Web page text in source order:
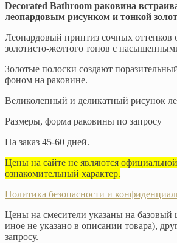
Decorated Bathroom раковина
леопардовым рисунком и тонкой
Леопардовый принтиз сочных оттенков
золотисто-желтого тонов с
Золотые полоски создают
фоном на раковине.
Великолепный и деликатный рисунок
Размеры, форма раковины по запросу
На заказ 45-60 дней.
Цены на сайте не являются
ознакомительный характер.
Политика безопасности и
Цены на смесители указаны на базовый
иное не указано в описании товара),
запросу.